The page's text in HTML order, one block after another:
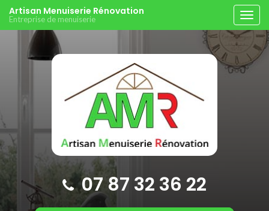
Aller
au
contenu
principal
Artisan Menuiserie Rénovation
Entreprise de menuiserie
07 87 32 36 22